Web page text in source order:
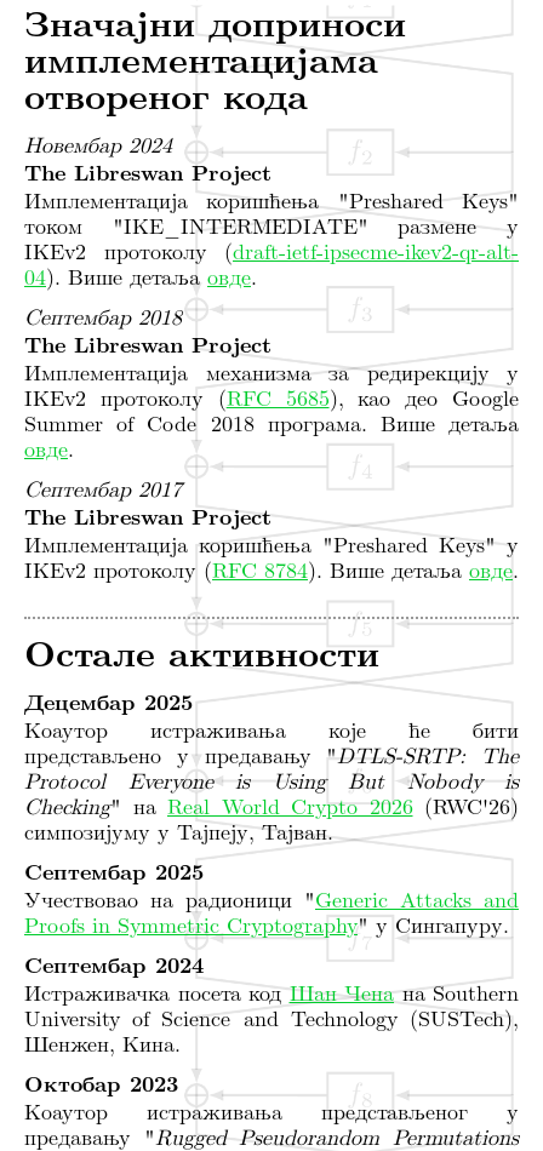
Значајни доприноси
имплементацијама
отвореног кода
Новембар 2024
The Libreswan Project
Имплементација коришћења "Preshared Keys"
током "IKE_INTERMEDIATE" размене у
IKEv2 протоколу (draft-ietf-ipsecme-ikev2-qr-alt-
04). Више детаља овде.
Септембар 2018
The Libreswan Project
Имплементација механизма за редирекцију у
IKEv2 протоколу (RFC 5685), као део Google
Summer of Code 2018 програма. Више детаља
овде.
Септембар 2017
The Libreswan Project
Имплементација коришћења "Preshared Keys" у
IKEv2 протоколу (RFC 8784). Више детаља овде.
Остале активности
Децембар 2025
Коаутор истраживања које ће бити
представљено у предавању "DTLS-SRTP: The
Protocol Everyone is Using But Nobody is
Checking" на Real World Crypto 2026(RWC'26)
симпозијуму у Тајпеју, Тајван.
Септембар 2025
Учествовао на радионици "Generic Attacks and
Proofs in Symmetric Cryptography" у Сингапуру.
Септембар 2024
Истраживачка посета кодШан Ченана Southern
University of Science and Technology (SUSTech),
Шенжен, Кина.
Октобар 2023
Коаутор истраживања представљеног у
предавању "Rugged Pseudorandom Permutations